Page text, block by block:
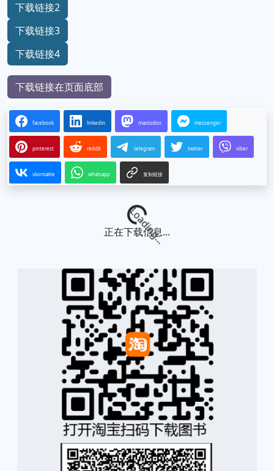
下载链接2
下载链接3
下载链接4
下载链接在页面底部
facebook linkedin mastodon messenger
pinterest reddit telegram twitter viber
vkontakte whatsapp 复制链接
Loading...
正在下载信息...